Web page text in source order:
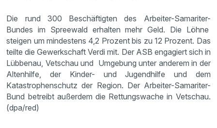
Die rund 300 Beschäftigten des Arbeiter-Samariter-
Bundes im Spreewald erhalten mehr Geld. Die Löhne
steigen um mindestens 4,2 Prozent bis zu 12 Prozent. Das
teilte die Gewerkschaft Verdi mit. Der ASB engagiert sich in
Lübbenau, Vetschau und Umgebung unter anderem in der
Altenhilfe, der Kinder- und Jugendhilfe und dem
Katastrophenschutz der Region. Der Arbeiter-Samariter-
Bund betreibt außerdem die Rettungswache in Vetschau.
(dpa/red)